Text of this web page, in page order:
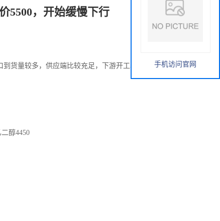
5500，开始缓慢下行
货量较多，供应端比较充足，下游开工率恢复较慢，
醇4450
手机访问官网